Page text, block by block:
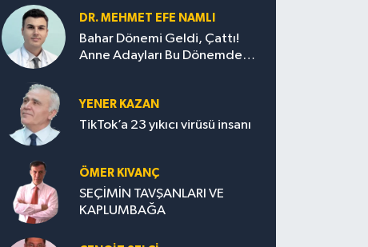
DR. MEHMET EFE NAMLI
Bahar Dönemi Geldi, Çattı!
Anne Adayları Bu Dönemde
YENER KAZAN
TikTok’a 23 yıkıcı virüsü insanı
ÖMER KIVANÇ
SEÇİMİN TAVŞANLARI VE
KAPLUMBAĞA